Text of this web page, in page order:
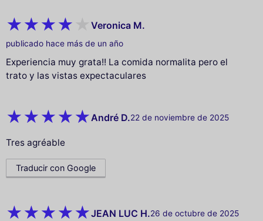
Veronica M.
publicado hace más de un año
Experiencia muy grata!! La comida normalita pero el
trato y las vistas expectaculares
André D.22 de noviembre de 2025
Tres agréable
Traducir con Google
JEAN LUC H.26 de octubre de 2025